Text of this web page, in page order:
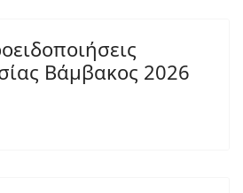
Βάμβακος 2026